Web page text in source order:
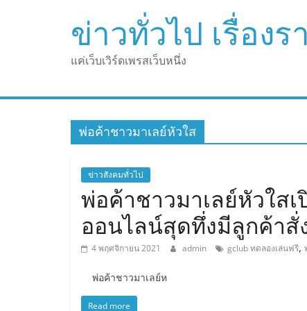
ข่าวทั่วไป เรื่อง
แค่เว็บเวิร์ดเพรสเว็บหนึ่ง
พ่อค้าชาวมาเลย์หัวใส
ข่าวสังคมทั่วไป
พ่อค้าชาวมาเลย์หัวใส
ออนไลน์สุดทึ่งมีลูกค้าสั่
4 พฤศจิกายน 2021 admin gclub ทดลองเล่นฟรี,
พ่อค้าชาวมาเลย์ห
Read more